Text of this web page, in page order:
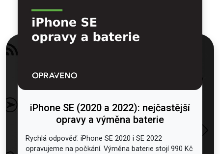
iPhone SE (2020 a 2022): nejčastější
opravy a výměna baterie
Rychlá odpověď: iPhone SE 2020 i SE 2022
opravujeme na počkání. Výměna baterie stojí 990 Kč